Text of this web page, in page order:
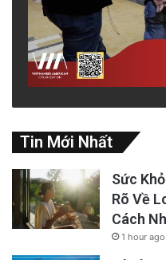
Tin Mới Nhất
Sức
Rõ Về
Cách
1 hour ago